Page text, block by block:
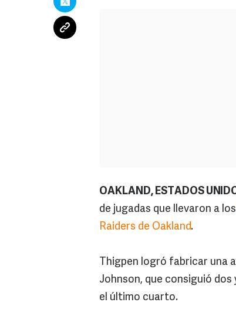
OAKLAND, ESTADOS
de jugadas que llevaron a los
Raiders de Oakland.
Thigpen logró fabricar una
Johnson, que consiguió dos
el último cuarto.